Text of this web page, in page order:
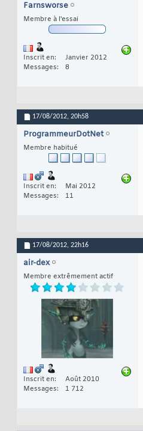
Farnsworse
Membre à l'essai
Inscrit en
Janvier 2012
Messages
8
17/08/2012, 20h58
ProgrammeurDotNet
Membre habitué
Inscrit en
Mai 2012
Messages
11
17/08/2012, 22h16
air-dex
Membre extrêmement actif
Inscrit en
Août 2010
Messages
1 712